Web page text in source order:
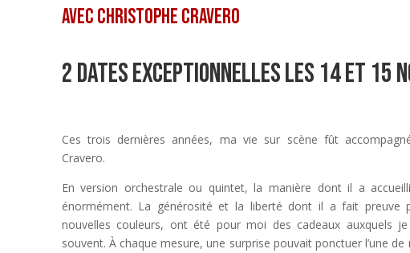
AVEC CHRISTOPHE CRAVERO
2 dates exceptionnelles les 14 et 15
Ces trois dernières années, ma vie sur scène fût
Cravero.
En version orchestrale ou quintet, la manière dont il a
énormément. La générosité et la liberté dont il a fait preuve
nouvelles couleurs, ont été pour moi des cadeaux auxquels je
souvent. À chaque mesure, une surprise pouvait ponctuer l’une